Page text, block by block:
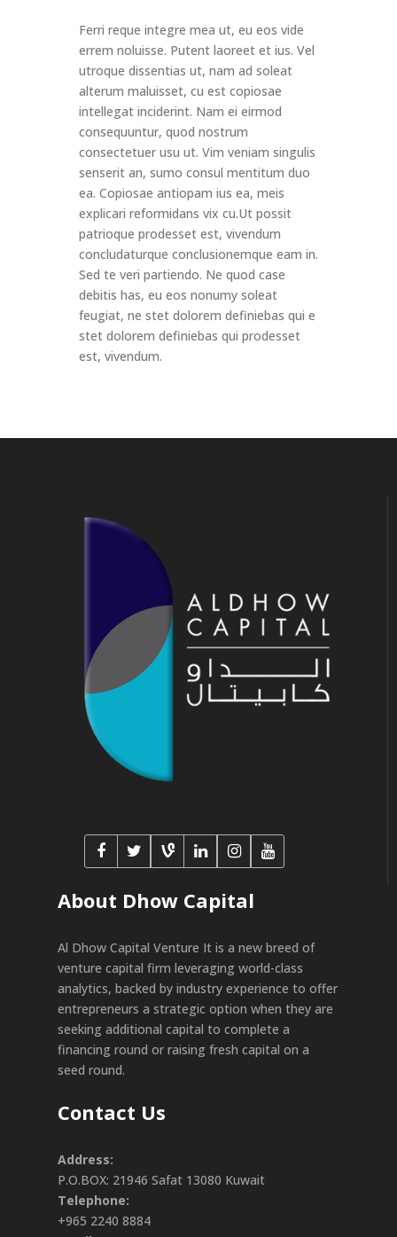
Ferri reque integre mea ut, eu eos vide
errem noluisse. Putent laoreet et ius. Vel
utroque dissentias ut, nam ad soleat
alterum maluisset, cu est copiosae
intellegat inciderint. Nam ei eirmod
consequuntur, quod nostrum
consectetuer usu ut. Vim veniam singulis
senserit an, sumo consul mentitum duo
ea. Copiosae antiopam ius ea, meis
explicari reformidans vix cu.Ut possit
patrioque prodesset est, vivendum
concludaturque conclusionemque eam in.
Sed te veri partiendo. Ne quod case
debitis has, eu eos nonumy soleat
feugiat, ne stet dolorem definiebas qui e
stet dolorem definiebas qui prodesset
est, vivendum.
About Dhow Capital
Al Dhow Capital Venture It is a new breed of
venture capital firm leveraging world-class
analytics, backed by industry experience to offer
entrepreneurs a strategic option when they are
seeking additional capital to complete a
financing round or raising fresh capital on a
seed round.
Contact Us
Address:
P.O.BOX: 21946 Safat 13080 Kuwait
Telephone:
+965 2240 8884